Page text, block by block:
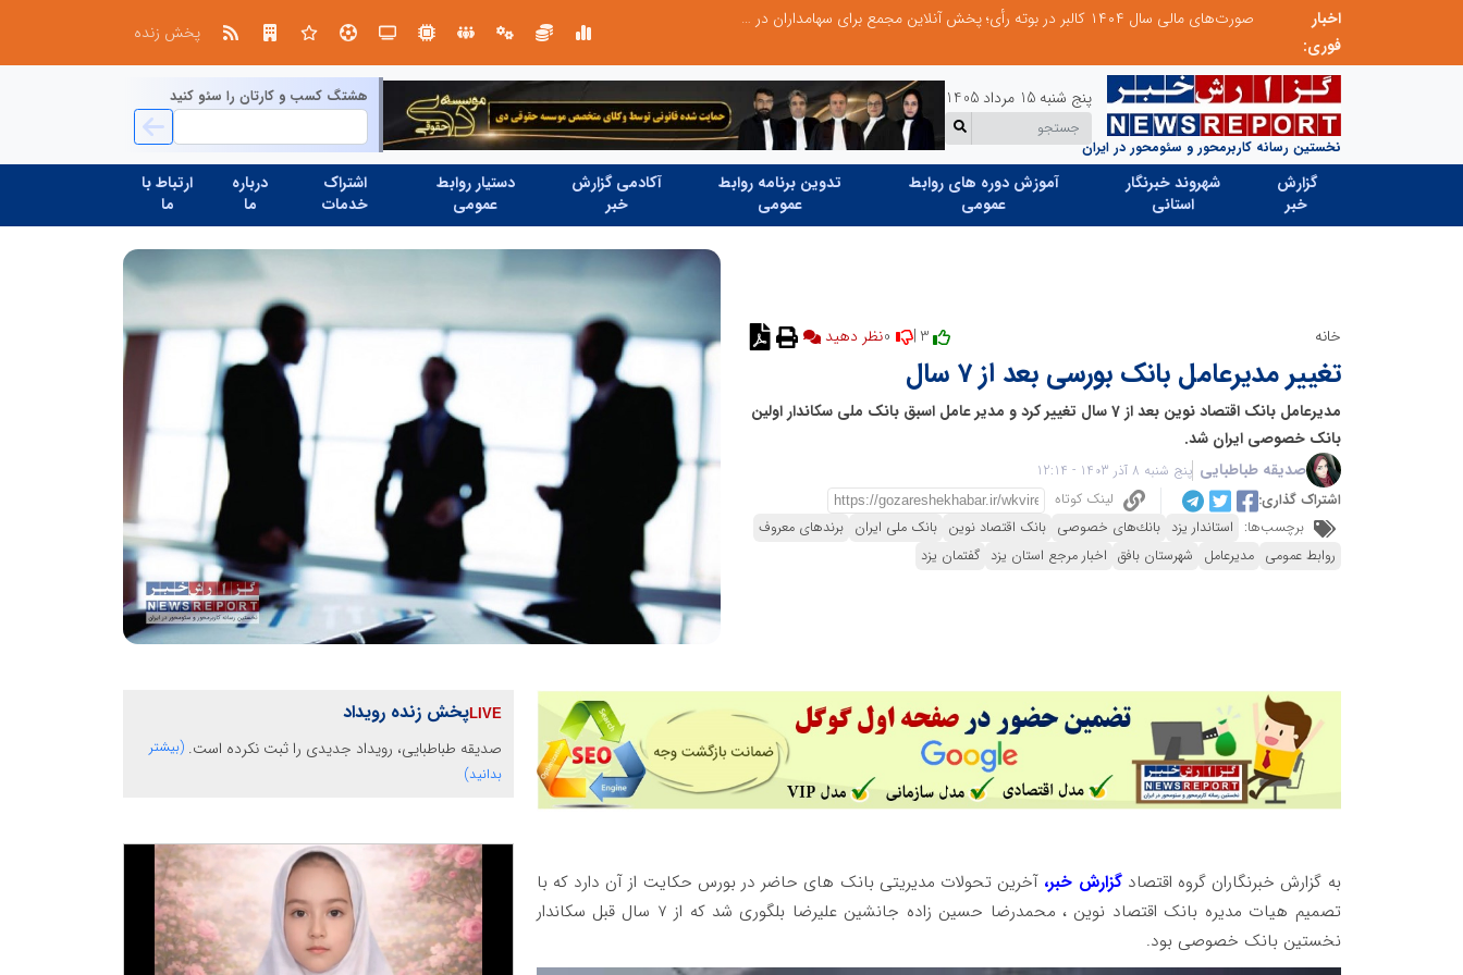
اخبار
فوری:
صورت‌های مالی سال ۱۴۰۴ کالبر در بوته رأی؛ پخش آنلاین مجمع برای سهامداران در سراسر کشور
پخش زنده
نخستین رسانه کاربرمحور و سئومحور در ایران
پنج شنبه 15 مرداد 1405 هشتگ کسب و کارتان را سئو کنید
گزارش
خبر
شهروند خبرنگار
استانی
آموزش دوره های روابط
عمومی
تدوین برنامه روابط
عمومی
آکادمی گزارش
خبر
دستیار روابط
عمومی
اشتراک
خدمات
درباره
ما
ارتباط با
ما
خانه 3 | نظر دهید
تغییر مدیرعامل بانک بورسی بعد از 7 سال
مدیرعامل بانک اقتصاد نوین بعد از 7 سال تغییر کرد و مدیر عامل اسبق بانک ملی سکاندار اولین
بانک خصوصی ایران شد.
صدیقه طباطبایی پنج شنبه 8 آذر 1403 - 12:14
اشتراک گذاری:
لینک کوتاه
برچسب‌ها: استاندار یزد بانك‌های خصوصی بانک اقتصاد نوین بانک ملی ایران برندهای معروف
روابط عمومی مدیرعامل شهرستان بافق اخبار مرجع استان یزد گفتمان یزد
به گزارش خبرنگاران گروه اقتصادگزارش خبر، آخرین تحولات مدیریتی بانک های حاضر در بورس حکایت از آن دارد که با
تصمیم هیات مدیره بانک اقتصاد نوین ، محمدرضا حسین زاده جانشین علیرضا بلگوری شد که از 7 سال قبل سکاندار
نخستین بانک خصوصی بود.
پخش زنده رویداد
صدیقه طباطبایی، رویداد جدیدی را ثبت نکرده است. (بیشتر
بدانید)